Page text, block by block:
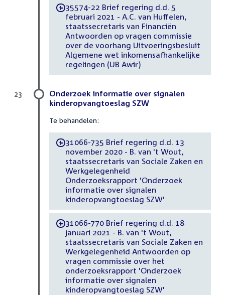
-35574-22 Brief regering d.d. 5
februari 2021 - A.C. van Huffelen,
staatssecretaris van Financiën
Antwoorden op vragen commissie
over de voorhang Uitvoeringsbesluit
Algemene wet inkomensafhankelijke
regelingen (UB Awir)
Onderzoek informatie over signalen
kinderopvangtoeslag SZW
Te behandelen:
-31066-735 Brief regering d.d. 13
november 2020 - B. van 't Wout,
staatssecretaris van Sociale Zaken en
Werkgelegenheid
Onderzoeksrapport 'Onderzoek
informatie over signalen
kinderopvangtoeslag SZW'
-31066-770 Brief regering d.d. 18
januari 2021 - B. van 't Wout,
staatssecretaris van Sociale Zaken en
Werkgelegenheid Antwoorden op
vragen commissie over het
onderzoeksrapport 'Onderzoek
informatie over signalen
kinderopvangtoeslag SZW'
23